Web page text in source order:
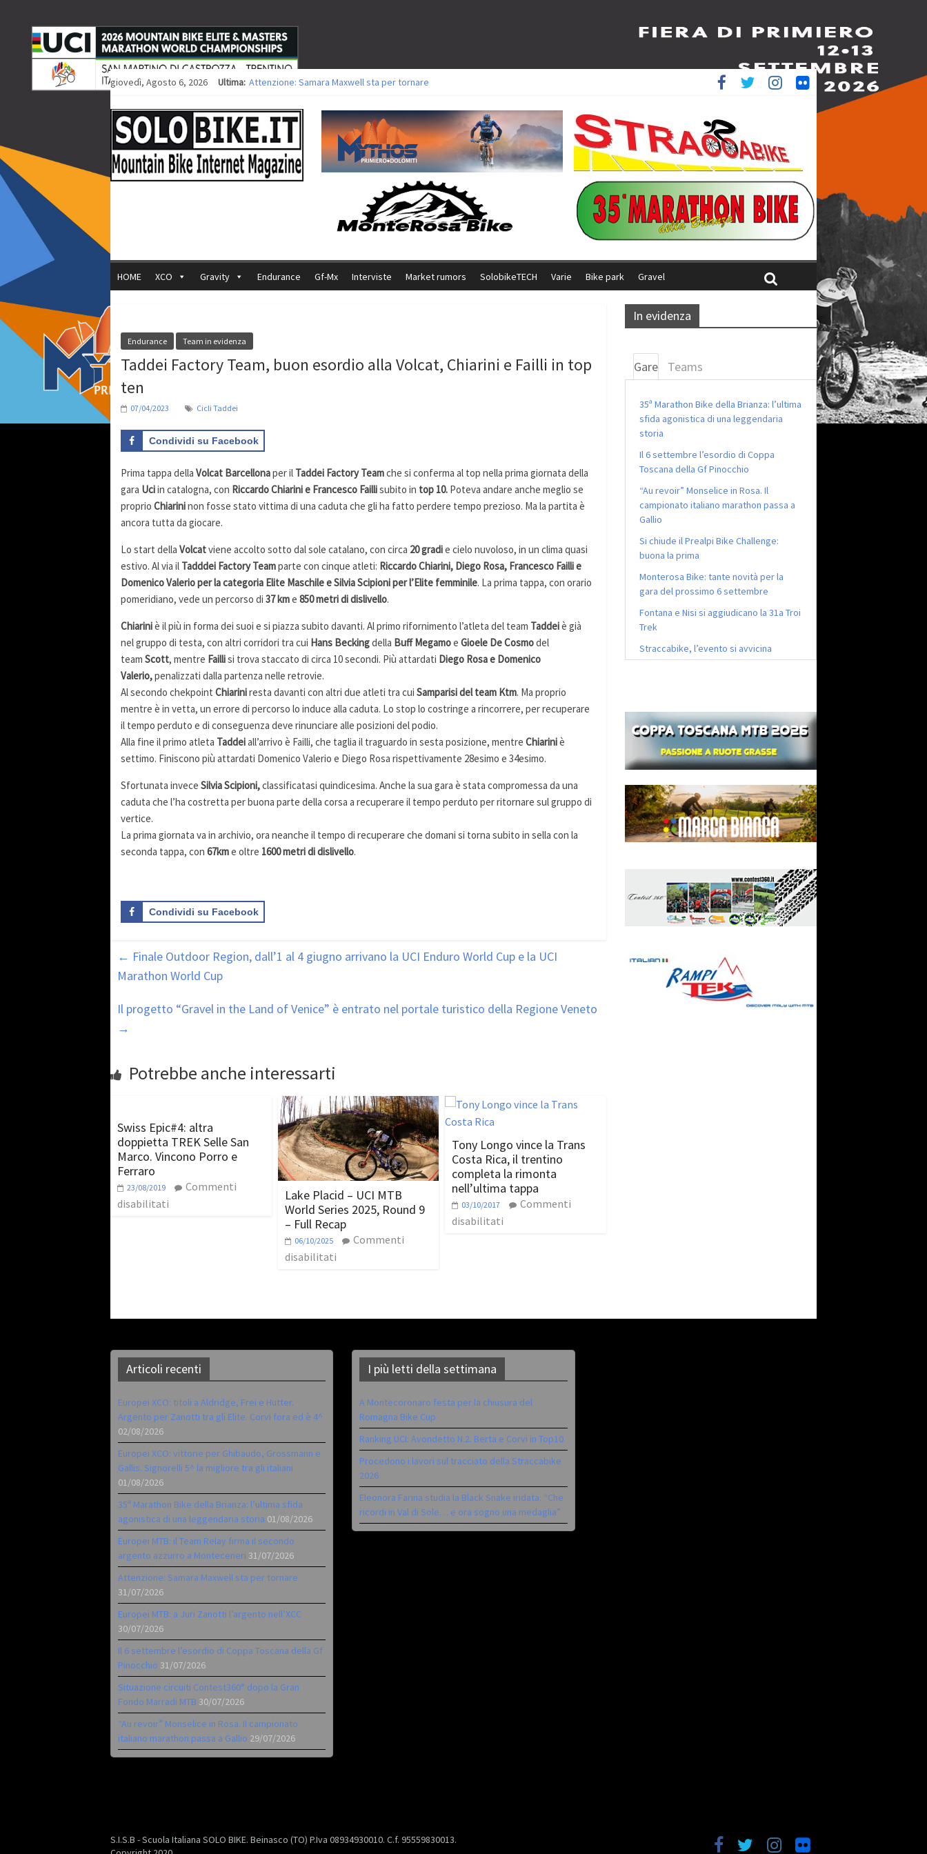
giovedì, Agosto 6, 2026 Ultima: Attenzione: Samara Maxwell sta per tornare
Europei XCO: vittorie per Ghibaudo, Grossmann e Gallis. Signorelli 5^ la migliore tra gli italiani
35ª Marathon Bike della Brianza: l’ultima sfida agonistica di una leggendaria storia
Europei MTB: il Team Relay firma il secondo argento azzurro a Monteceneri
HOME XCO Gravity Endurance Gf-Mx Interviste Market rumors SolobikeTECH Varie Bike park Gravel
Endurance Team in evidenza
Taddei Factory Team, buon esordio alla Volcat, Chiarini e Failli in top
ten
07/04/2023 Cicli Taddei
Condividi su Facebook
Prima tappa della Volcat Barcellonaper il Taddei Factory Teamche si conferma al top nella prima giornata della
gara Uciin catalogna, con Riccardo Chiarini e Francesco Faillisubito in top 10. Poteva andare anche meglio se
proprio Chiarininon fosse stato vittima di una caduta che gli ha fatto perdere tempo prezioso. Ma la partita è
ancora tutta da giocare.
Lo start della Volcatviene accolto sotto dal sole catalano, con circa 20 gradie cielo nuvoloso, in un clima quasi
estivo. Al via il Tadddei Factory Teamparte con cinque atleti: Riccardo Chiarini, Diego Rosa, Francesco Failli e
Domenico Valerio per la categoria Elite Maschile e Silvia Scipioni per l’Elite femminile. La prima tappa, con orario
pomeridiano, vede un percorso di 37 kme 850 metri di dislivello.
Chiariniè il più in forma dei suoi e si piazza subito davanti. Al primo rifornimento l’atleta del team Taddeiè già
nel gruppo di testa, con altri corridori tra cui Hans Beckingdella Buff Megamoe Gioele De Cosmodel
team Scott, mentre Faillisi trova staccato di circa 10 secondi. Più attardati Diego Rosa e Domenico
Valerio,penalizzati dalla partenza nelle retrovie.
Al secondo chekpoint Chiariniresta davanti con altri due atleti tra cui Samparisi del team Ktm. Ma proprio
mentre è in vetta, un errore di percorso lo induce alla caduta. Lo stop lo costringe a rincorrere, per recuperare
il tempo perduto e di conseguenza deve rinunciare alle posizioni del podio.
Alla fine il primo atleta Taddeiall’arrivo è Failli, che taglia il traguardo in sesta posizione, mentre Chiariniè
settimo. Finiscono più attardati Domenico Valerio e Diego Rosa rispettivamente 28esimo e 34esimo.
Sfortunata invece Silvia Scipioni,classificatasi quindicesima. Anche la sua gara è stata compromessa da una
caduta che l’ha costretta per buona parte della corsa a recuperare il tempo perduto per ritornare sul gruppo di
vertice.
La prima giornata va in archivio, ora neanche il tempo di recuperare che domani si torna subito in sella con la
seconda tappa, con 67kme oltre 1600 metri di dislivello.
Condividi su Facebook
← Finale Outdoor Region, dall’1 al 4 giugno arrivano la UCI Enduro World Cup e la UCI
Marathon World Cup
Il progetto “Gravel in the Land of Venice” è entrato nel portale turistico della Regione Veneto
→
Potrebbe anche interessarti
Swiss Epic#4: altra
doppietta TREK Selle San
Marco. Vincono Porro e
Ferraro
23/08/2019
Commenti
disabilitati
Lake Placid – UCI MTB
World Series 2025, Round 9
– Full Recap
06/10/2025
Commenti
disabilitati
Tony Longo vince la Trans
Costa Rica, il trentino
completa la rimonta
nell’ultima tappa
03/10/2017
Commenti
disabilitati
In evidenza
Gare Teams
35ª Marathon Bike della Brianza: l’ultima
sfida agonistica di una leggendaria
storia
Il 6 settembre l’esordio di Coppa
Toscana della Gf Pinocchio
“Au revoir” Monselice in Rosa. Il
campionato italiano marathon passa a
Gallio
Si chiude il Prealpi Bike Challenge:
buona la prima
Monterosa Bike: tante novità per la
gara del prossimo 6 settembre
Fontana e Nisi si aggiudicano la 31a Troi
Trek
Straccabike, l’evento si avvicina
Articoli recenti
Europei XCO: titoli a Aldridge, Frei e Hutter.
Argento per Zanotti tra gli Elite. Corvi fora ed è 4^
02/08/2026
Europei XCO: vittorie per Ghibaudo, Grossmann e
Gallis. Signorelli 5^ la migliore tra gli italiani
01/08/2026
35ª Marathon Bike della Brianza: l’ultima sfida
agonistica di una leggendaria storia 01/08/2026
Europei MTB: il Team Relay firma il secondo
argento azzurro a Monteceneri 31/07/2026
Attenzione: Samara Maxwell sta per tornare
31/07/2026
Europei MTB: a Juri Zanotti l’argento nell’XCC
30/07/2026
Il 6 settembre l’esordio di Coppa Toscana della Gf
Pinocchio 31/07/2026
Situazione circuiti Contest360° dopo la Gran
Fondo Marradi MTB 30/07/2026
“Au revoir” Monselice in Rosa. Il campionato
italiano marathon passa a Gallio 29/07/2026
I più letti della settimana
A Montecoronaro festa per la chiusura del
Romagna Bike Cup
Ranking UCI: Avondetto N.2. Berta e Corvi in Top10
Procedono i lavori sul tracciato della Straccabike
2026
Eleonora Farina studia la Black Snake iridata: “Che
ricordi in Val di Sole… e ora sogno una medaglia”
S.I.S.B - Scuola Italiana SOLO BIKE. Beinasco (TO) P.Iva 08934930010. C.f. 95559830013.